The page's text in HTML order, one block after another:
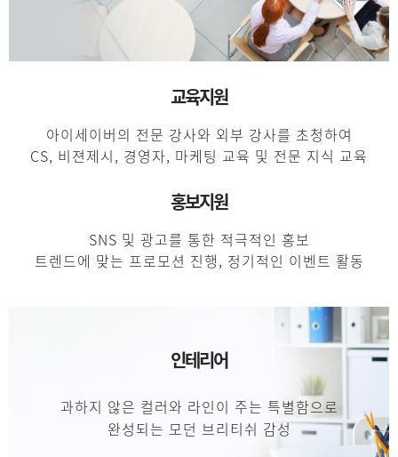
교육지원
아이세이버의 전문 강사와 외부 강사를 초청하여
CS, 비젼제시, 경영자, 마케팅 교육 및 전문 지식 교육
홍보지원
SNS 및 광고를 통한 적극적인 홍보
트렌드에 맞는 프로모션 진행, 정기적인 이벤트 활동
인테리어
과하지 않은 컬러와 라인이 주는 특별함으로
완성되는 모던 브리티쉬 감성